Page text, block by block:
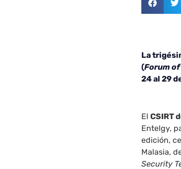
La
(Forum
24 al 29
ElCSIRT
Entelgy,
edición,
Malasia,
Security